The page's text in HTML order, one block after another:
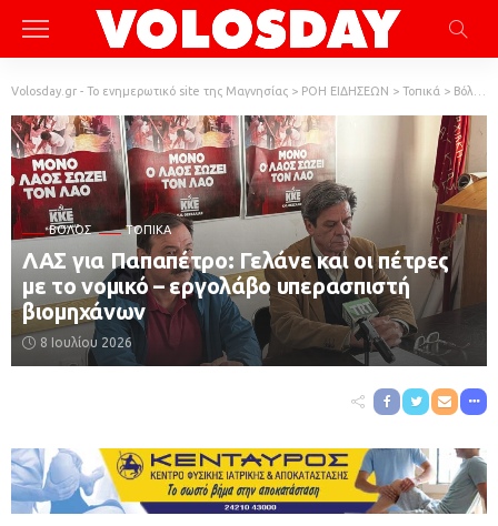
Volosday.gr - Το ενημερωτικό site της Μαγνησίας > ΡΟΗ ΕΙΔΗΣΕΩΝ > Τοπικά > Βόλος
ΒΌΛΟΣ ΤΟΠΙΚΆ
ΛΑΣ για Παπαπέτρο: Γελάνε και οι πέτρες
με το νομικό – εργολάβο υπερασπιστή
βιομηχάνων
8 Ιουλίου 2026